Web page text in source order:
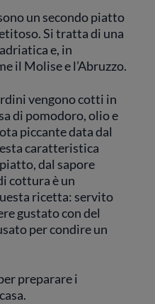
un secondo piatto
Si tratta di una
e, in
il Molise e l’Abruzzo.
vengono cotti in
di pomodoro, olio e
piccante data dal
caratteristica
dal sapore
cottura è un
ricetta: servito
gustato con del
per condire un
preparare i